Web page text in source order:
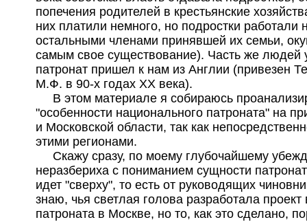
попечения родителей в крестьянские
них платили немного, но подростки работали
остальными членами принявшей их семьи,
самым свое существование). Часть же людей
патронат пришел к нам из Англии (привезен
М.Ф. в 90-х годах ХХ века).
В этом материале я собираюсь
"особенности национального патроната" на
и Московской области, так как
этими регионами.
Скажу сразу, по моему глубочайшему
неразбериха с пониманием сущности
идет "сверху", то есть от руководящих
знаю, чья светлая голова разработала
патроната в Москве, но то, как это сделано,